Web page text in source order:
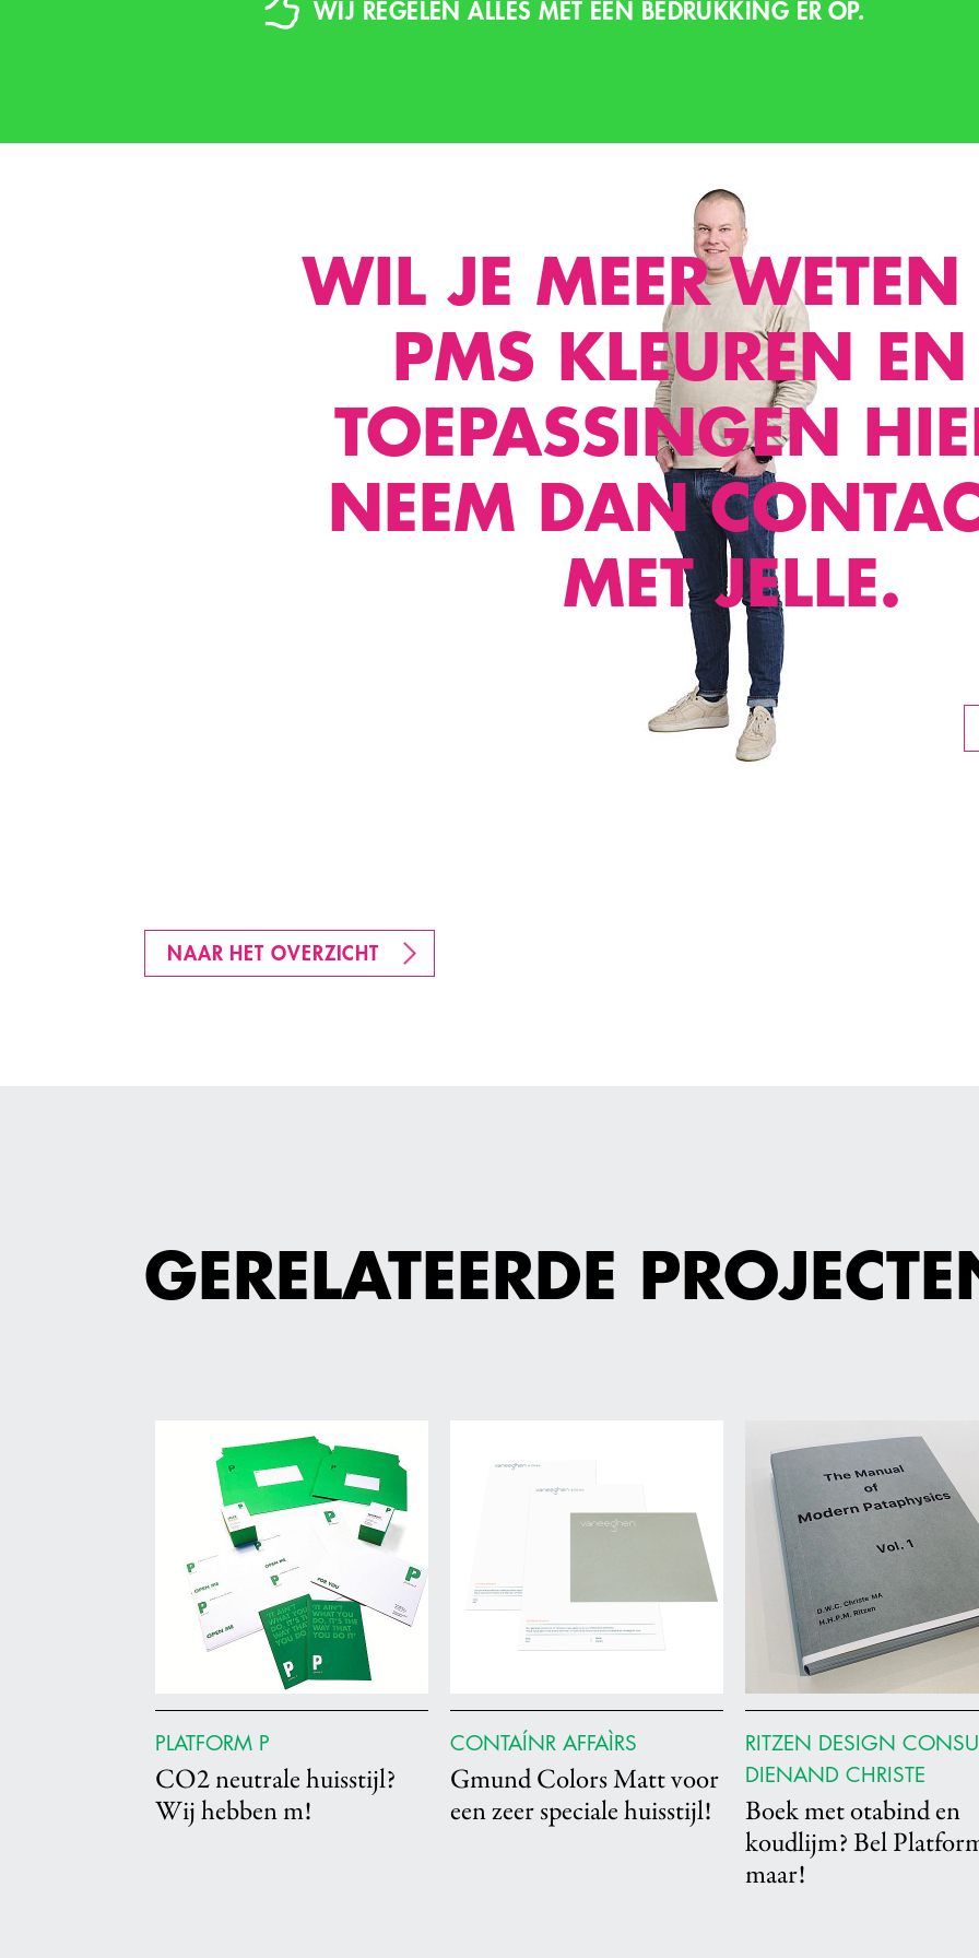
WIJ REGELEN ALLES MET EEN BEDRUKKING ER OP.
WIL JE MEER
PMS KLEUREN
TOEPASSINGEN
NEEM DAN
MET JELLE.
NAAR HET OVERZICHT
GERELATEERDE
PLATFORM P
CO2 neutrale huisstijl?
Wij hebben m!
CONTAÍNR AFFAÌRS
Gmund Colors Matt voor
een zeer speciale huisstijl!
RITZEN DESIGN
DIENAND CHRISTE
Boek met otabind en
koudlijm? Bel
maar!